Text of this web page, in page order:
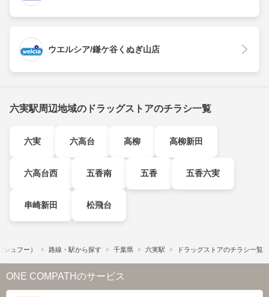
ウエルシア/鎌ケ谷くぬぎ山店
六実駅周辺地域のドラッグストアのチラシ一覧
六実 六高台 高柳 高柳新田
六高台西 五香南 五香 五香六実
串崎新田 松飛台
ュフー） 路線・駅から探す 千葉県 六実駅 ドラッグストアのチラシ一覧
ONE COMPATHのサービス